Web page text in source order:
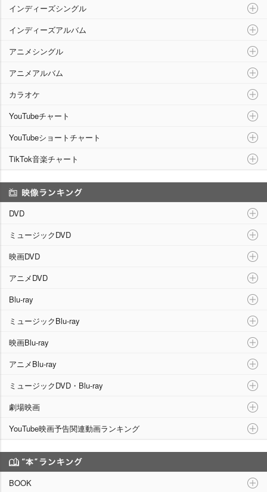
インディーズシングル
インディーズアルバム
アニメシングル
アニメアルバム
カラオケ
YouTubeチャート
YouTubeショートチャート
TikTok音楽チャート
DVD
ミュージックDVD
映画DVD
アニメDVD
Blu-ray
ミュージックBlu-ray
映画Blu-ray
アニメBlu-ray
ミュージックDVD・Blu-ray
劇場映画
YouTube映画予告関連動画ランキング
BOOK